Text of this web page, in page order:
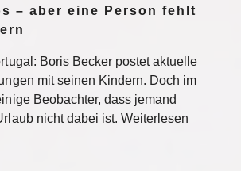
– aber eine Person fehlt
Boris Becker postet aktuelle
mit seinen Kindern. Doch im
Beobachter, dass jemand
nicht dabei ist. Weiterlesen